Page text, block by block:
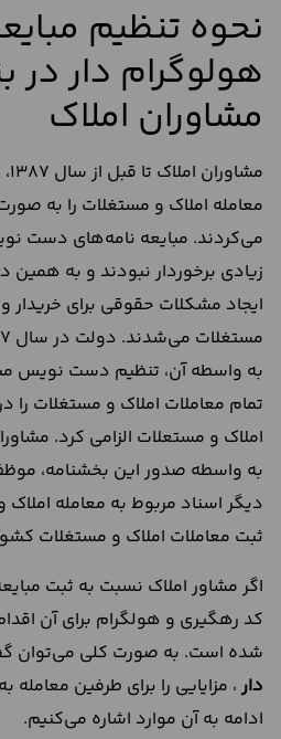
نحوه تنظیم
هولوگرام دار در
مشاوران املاک
معامله املاک و مستغلات را به
می‌کردند. مبایعه نامه‌های دست
زیادی برخوردار نبودند و به همین
ایجاد مشکلات حقوقی برای خریدار
به واسطه آن، تنظیم دست نویس
تمام معاملات املاک و مستغلات را
املاک و مستعلات الزامی کرد.
به واسطه صدور این بخشنامه،
دیگر اسناد مربوط به معامله املاک
ثبت معاملات املاک و مستغلات
اگر مشاور املاک نسبت به ثبت
کد رهگیری و هولگرام برای آن
شده است. به صورت کلی می‌توان
دار ، مزایایی را برای طرفین
ادامه به آن موارد اشاره می‌کنیم.